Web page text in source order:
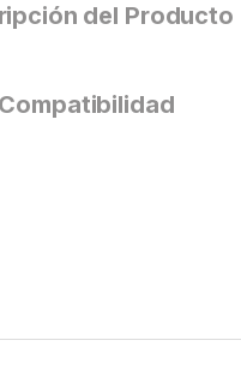
del Producto
Compatibilidad